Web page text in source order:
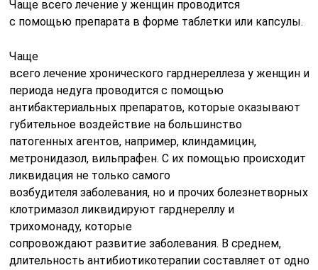
Чаще всеголечение у женщин проводится
с помощью препарата в форме таблетки или капсулы.
Чаще
всеголечение хронического гарднереллеза у женщин и
периода недуга проводится с помощью
антибактериальных препаратов, которые оказывают
губительное воздействие на большинство
патогенных агентов, например, клиндамицин,
метронидазол, вильпрафен. С их помощью происходит
ликвидация не только самого
возбудителязаболевания, но и прочих болезнетворных
клотримазол ликвидируют гарднереллу и
трихомонаду, которые
сопровождаютразвитие заболевания. В среднем,
длительностьантибиотикотерапии составляет от